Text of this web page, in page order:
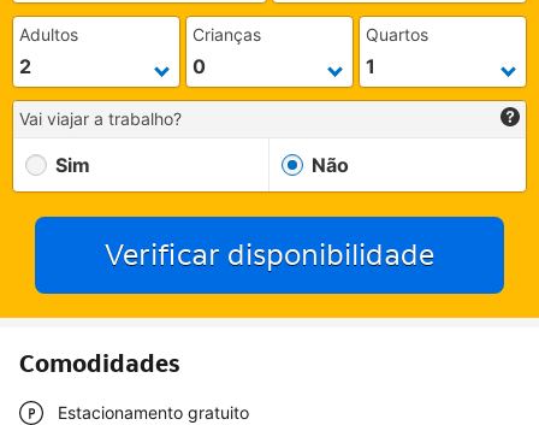
Adultos Crianças Quartos
Vai viajar a trabalho?
Sim Não
Verificar disponibilidade
Comodidades
Estacionamento gratuito